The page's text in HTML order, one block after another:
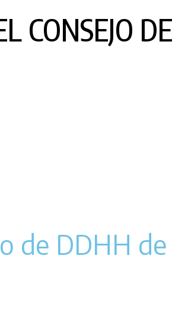
CONSEJO DE
de DDHH de